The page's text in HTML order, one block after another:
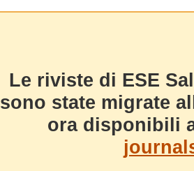
Le riviste di ESE
sono state migrate
ora disponibili